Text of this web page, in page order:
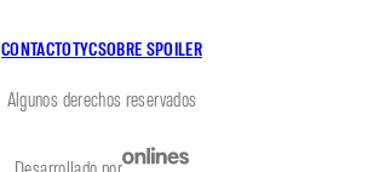
CONTACTOTYCSOBRE SPOILER
Algunos derechos reservados